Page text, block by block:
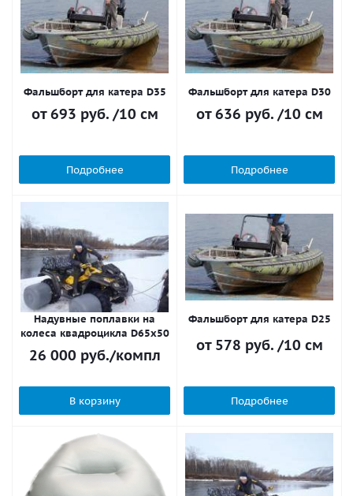
Фальшборт для катера D35
от693 руб. /10 см
Подробнее
Фальшборт для катера D30
от636 руб. /10 см
Подробнее
Надувные поплавки на
колеса квадроцикла D65х50
26 000 руб./компл
В корзину
Фальшборт для катера D25
от 578 руб. /10 см
Подробнее